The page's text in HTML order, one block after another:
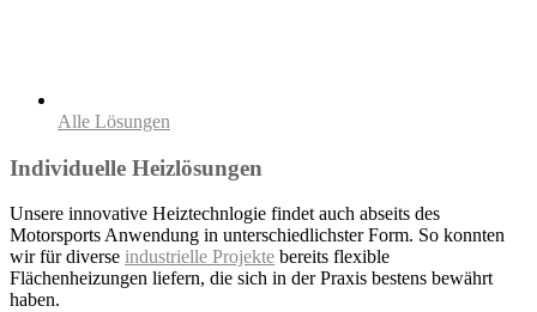
Alle Lösungen
Individuelle Heizlösungen
Unsere innovative Heiztechnlogie findet auch abseits des
Motorsports Anwendung in unterschiedlichster Form. So konnten
wir für diverse industrielle Projekte bereits flexible
Flächenheizungen liefern, die sich in der Praxis bestens bewährt
haben.